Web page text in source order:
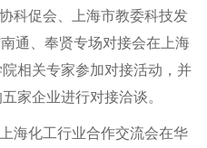
科促会、上海市教委科技发
通、奉贤专场对接会在上海
相关专家参加对接活动，并
家企业进行对接洽谈。
海化工行业合作交流会在华